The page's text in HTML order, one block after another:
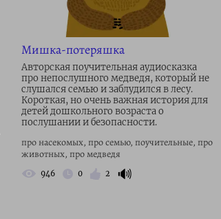
Мишка-потеряшка
Авторская поучительная аудиосказка
про непослушного медведя, который не
слушался семью и заблудился в лесу.
Короткая, но очень важная история для
детей дошкольного возраста о
послушании и безопасности.
про насекомых, про семью, поучительные, про
животных, про медведя
946 0 2 🔊